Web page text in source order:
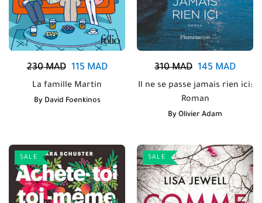
230MAD 115MAD
La famille Martin
By David Foenkinos
310MAD 145 MAD
Il ne se passe jamais rien ici:
Roman
By Olivier Adam
SALE SALE